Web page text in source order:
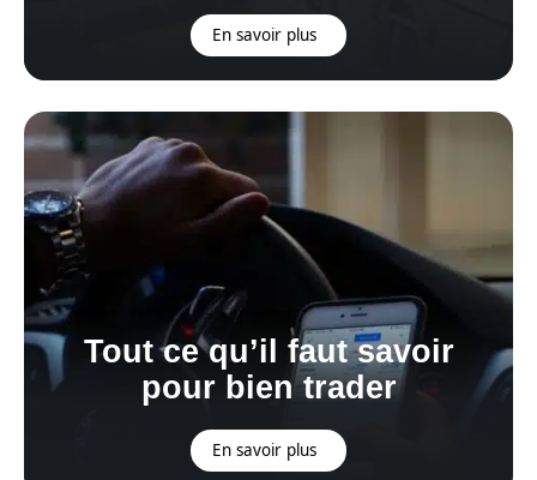
En savoir plus
Tout ce qu’il faut savoir
pour bien trader
En savoir plus